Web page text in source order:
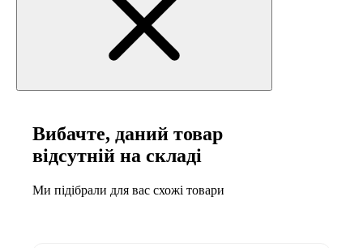
Вибачте, даний товар
відсутній на складі
Ми підібрали для вас схожі товари